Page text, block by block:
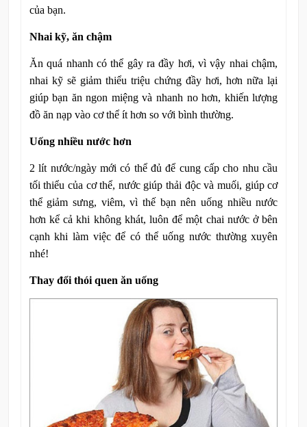
của bạn.
Nhai kỹ, ăn chậm
Ăn quá nhanh có thể gây ra đầy hơi, vì vậy nhai chậm,
nhai kỹ sẽ giảm thiểu triệu chứng đầy hơi, hơn nữa lại
giúp bạn ăn ngon miệng và nhanh no hơn, khiến lượng
đồ ăn nạp vào cơ thể ít hơn so với bình thường.
Uống nhiều nước hơn
2 lít nước/ngày mới có thể đủ để cung cấp cho nhu cầu
tối thiểu của cơ thể, nước giúp thải độc và muối, giúp cơ
thể giảm sưng, viêm, vì thế bạn nên uống nhiều nước
hơn kể cả khi không khát, luôn để một chai nước ở bên
cạnh khi làm việc để có thể uống nước thường xuyên
nhé!
Thay đổi thói quen ăn uống